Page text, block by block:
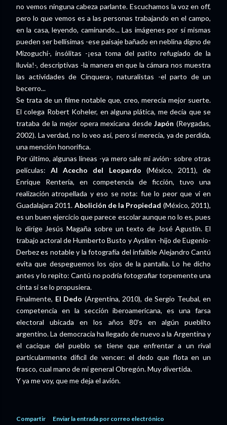
no vemos ninguna cabeza parlante. Escuchamos la voz en off,
pero lo que vemos es a las personas trabajando en el campo,
en la casa, leyendo, caminando... Las imágenes por sí mismas
pueden ser bellísimas -ese paisaje bañado en neblina digno de
Mizoguchi-, insólitas -¡esa toma del patito refugiado de la
lluvia!-, descriptivas -la manera en que la cámara nos muestra
las actividades de Cinquera-, naturalistas -el parto de un
becerro...
Se trata de un filme notable que, creo, merecía mejor suerte.
El colega Robert Koheler, en alguna plática, me decía que se
trataba de la mejor opera mexicana desdeJapón (Reygadas,
2002). La verdad, no lo veo así, pero sí merecía, ya de perdida,
una mención honorífica.
Por último, algunas líneas -ya mero sale mi avión- sobre otras
películas:Al Acecho del Leopardo (México, 2011), de
Enrique Rentería, en competencia de ficción, tuvo una
realización atropellada y eso se nota: fue lo peor que vi en
Guadalajara 2011. Abolición de la Propiedad (México, 2011),
es un buen ejercicio que parece escolar aunque no lo es, pues
lo dirige Jesús Magaña sobre un texto de José Agustín. El
trabajo actoral de Humberto Busto y Ayslinn -hijo de Eugenio-
Derbez es notable y la fotografía del infalible Alejandro Cantú
evita que despeguemos los ojos de la pantalla. Lo he dicho
antes y lo repito: Cantú no podría fotografiar torpemente una
cinta si se lo propusiera.
Finalmente, El Dedo (Argentina, 2010), de Sergio Teubal, en
competencia en la sección iberoamericana, es una farsa
electoral ubicada en los años 80's en algún pueblito
argentino. La democracia ha llegado de nuevo a la Argentina y
el cacique del pueblo se tiene que enfrentar a un rival
particularmente dificil de vencer: el dedo que flota en un
frasco, cual mano de mi general Obregón. Muy divertida.
Y ya me voy, que me deja el avión.
Compartir
Enviar la entrada por correo electrónico